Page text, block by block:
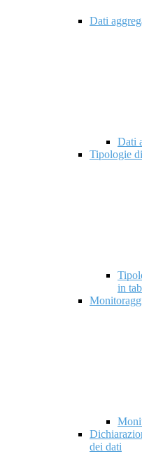
Dati
Dati
Tipologie
in
dei dati